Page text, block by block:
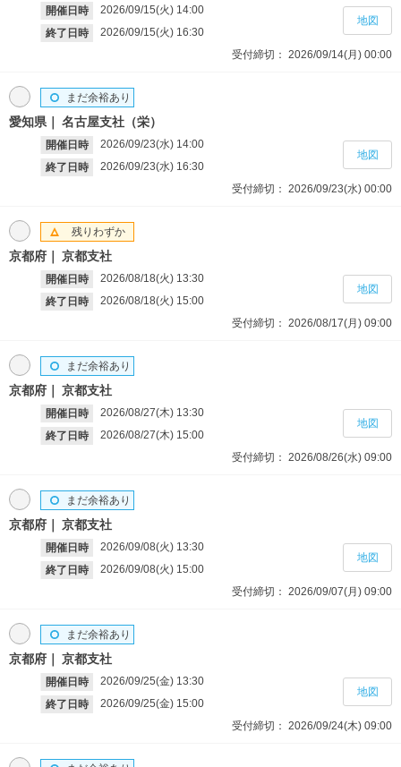
開催日時 2026/09/15(火) 14:00
終了日時
2026/09/15(火) 16:30
受付締切： 2026/09/14(月) 00:00
地図
愛知県 名古屋支社（栄）
開催日時 2026/09/23(水) 14:00
終了日時
2026/09/23(水) 16:30
まだ余裕あり
受付締切： 2026/09/23(水) 00:00
地図
京都府 京都支社
開催日時 2026/08/18(火) 13:30
終了日時
2026/08/18(火) 15:00
残りわずか
受付締切： 2026/08/17(月) 09:00
地図
京都府 京都支社
開催日時 2026/08/27(木) 13:30
終了日時
2026/08/27(木) 15:00
まだ余裕あり
受付締切： 2026/08/26(水) 09:00
地図
京都府 京都支社
開催日時 2026/09/08(火) 13:30
終了日時
2026/09/08(火) 15:00
まだ余裕あり
受付締切： 2026/09/07(月) 09:00
地図
京都府 京都支社
開催日時 2026/09/25(金) 13:30
終了日時
2026/09/25(金) 15:00
まだ余裕あり
受付締切： 2026/09/24(木) 09:00
地図